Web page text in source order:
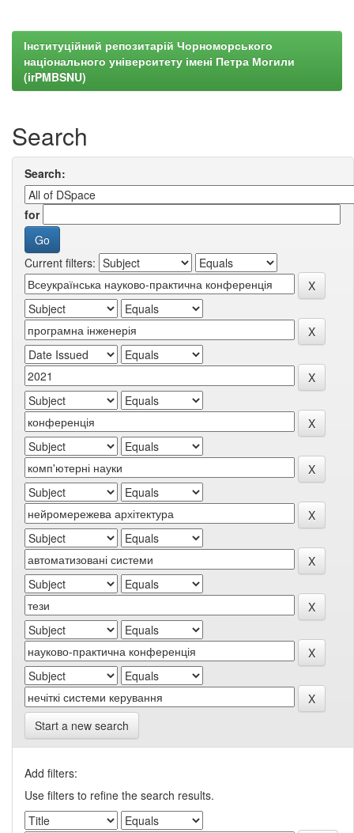
Інституційний репозитарій Чорноморського
національного університету імені Петра Могили
(irPMBSNU)
Search
Search:
for
Current filters:
Start a new search
Add filters:
Use filters to refine the search results.